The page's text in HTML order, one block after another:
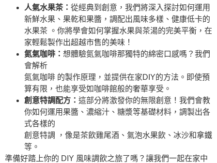
人氣水果茶： 從經典到創意，我們將深入探討如何運用
新鮮水果、果乾和果醬，調配出風味多樣、健康低卡的
水果茶 。你將學會如何掌握水果與茶湯的完美平衡，在
家輕鬆製作出超越市售的美味！
氮氣咖啡： 想體驗氮氣咖啡那獨特的綿密口感嗎？我們
會解析
氮氣咖啡 的製作原理，並提供在家DIY的方法。即使預
算有限，也能享受如咖啡館般的奢華享受。
創意特調配方： 這部分將激發你的無限創意！我們會教
你如何運用果醬、濃縮汁、糖漿等基礎材料，調製出各
式各樣的
創意特調 ，像是茶飲雞尾酒、氣泡水果飲、冰沙和拿鐵
等。
準備好踏上你的 DIY 風味調飲之旅了嗎？讓我們一起在家中